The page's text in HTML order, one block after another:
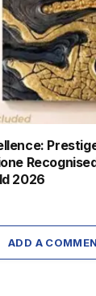
2026
ADD A